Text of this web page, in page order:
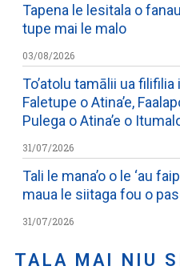
Tapena le lesitala o
tupe mai le malo
03/08/2026
To’atolu tamālii ua
Faletupe o Atina’e,
Pulega o Atina’e o
31/07/2026
Tali le mana’o o le ‘au
maua le siitaga fou o
31/07/2026
TALA MAI NIU